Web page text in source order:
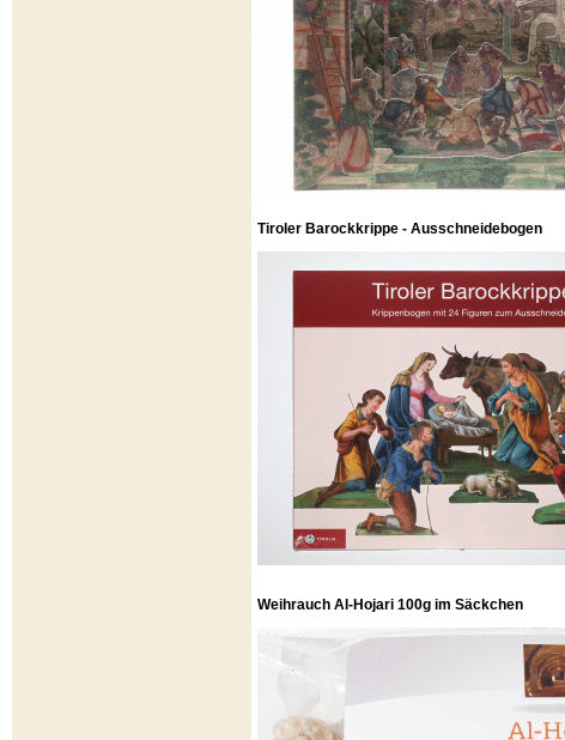
Tiroler Barockkrippe - Ausschneidebogen
Weihrauch Al-Hojari 100g im Säckchen